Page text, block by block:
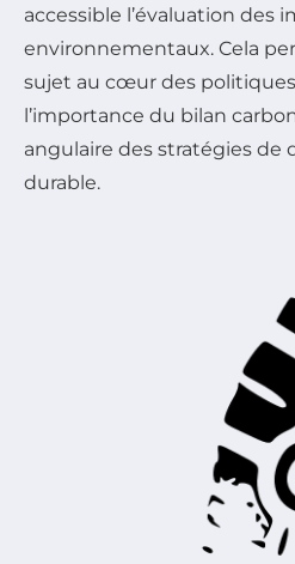
accessible l’évaluation des
environnementaux. Cela
sujet au cœur des
l’importance du bilan
angulaire des stratégies de
durable.